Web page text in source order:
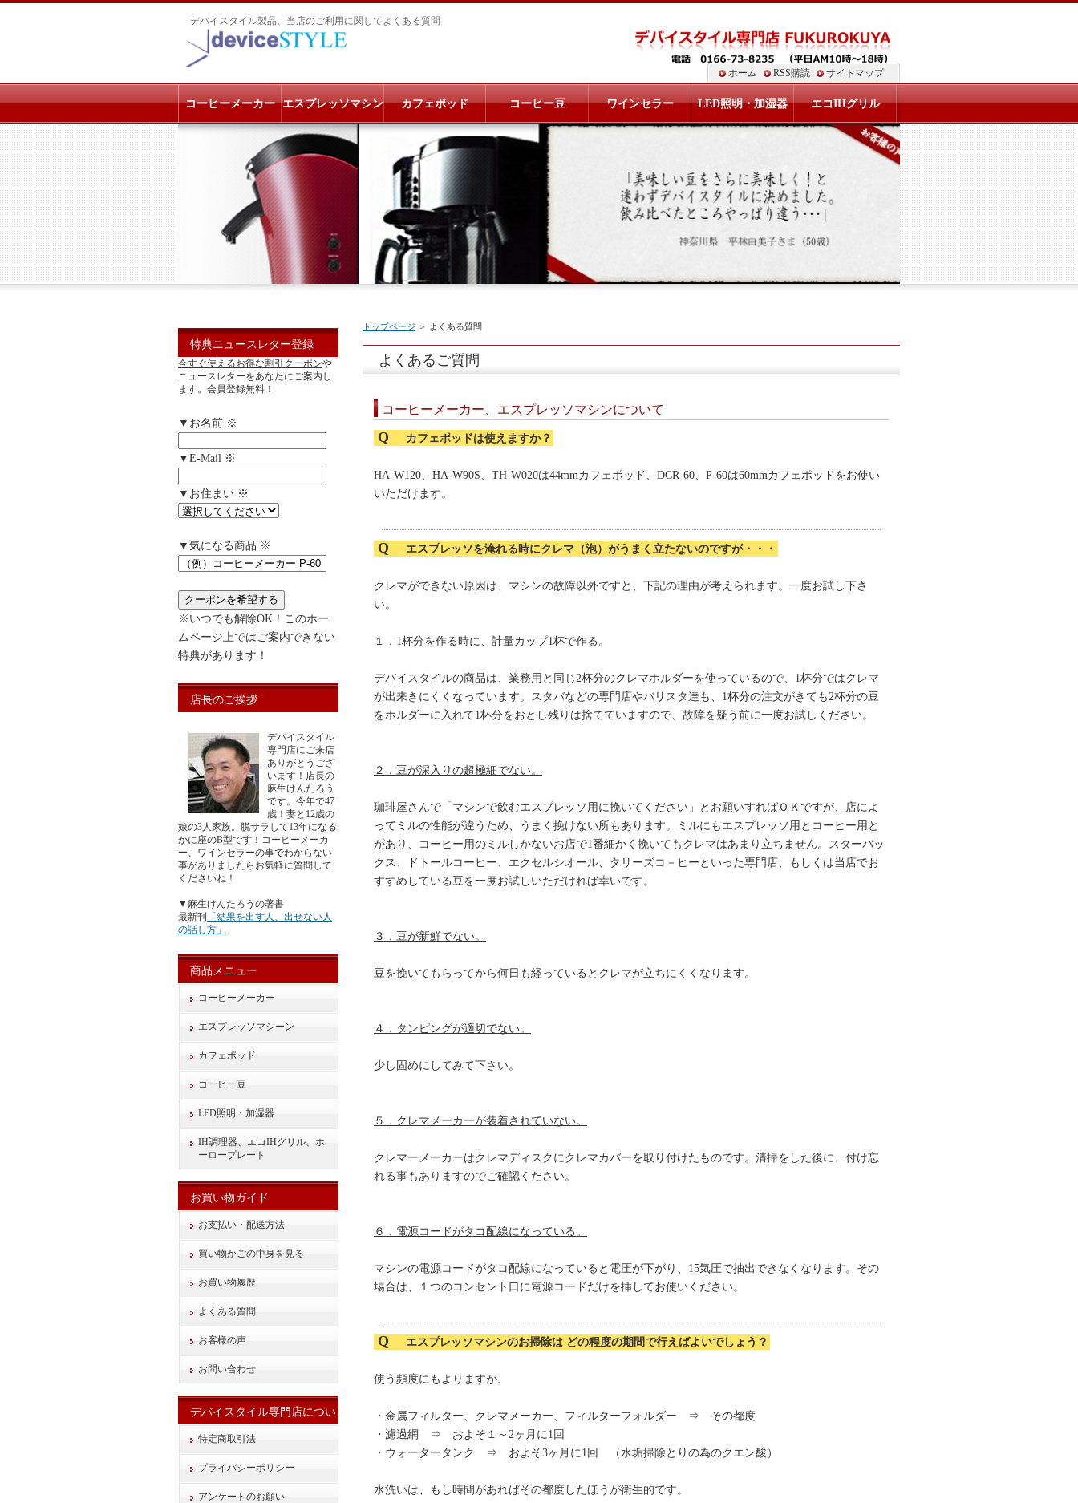
デバイスタイル製品、当店のご利用に関してよくある質問
トップページ ＞ よくある質問
よくあるご質問
コーヒーメーカー、エスプレッソマシンについて
Q カフェポッドは使えますか？
HA-W120、HA-W90S、TH-W020は44mmカフェポッド、DCR-60、P-60は60mmカフェポッドをお使い
いただけます。
Q エスプレッソを淹れる時にクレマ（泡）がうまく立たないのですが・・・
クレマができない原因は、マシンの故障以外ですと、下記の理由が考えられます。一度お試し下さ
い。
１．1杯分を作る時に、計量カップ1杯で作る。
デバイスタイルの商品は、業務用と同じ2杯分のクレマホルダーを使っているので、1杯分ではクレマ
が出来きにくくなっています。スタバなどの専門店やバリスタ達も、1杯分の注文がきても2杯分の豆
をホルダーに入れて1杯分をおとし残りは捨てていますので、故障を疑う前に一度お試しください。
２．豆が深入りの超極細でない。
珈琲屋さんで「マシンで飲むエスプレッソ用に挽いてください」とお願いすればＯＫですが、店によ
ってミルの性能が違うため、うまく挽けない所もあります。ミルにもエスプレッソ用とコーヒー用と
があり、コーヒー用のミルしかないお店で1番細かく挽いてもクレマはあまり立ちません。スターバッ
クス、ドトールコーヒー、エクセルシオール、タリーズコ－ヒーといった専門店、もしくは当店でお
すすめしている豆を一度お試しいただければ幸いです。
３．豆が新鮮でない。
豆を挽いてもらってから何日も経っているとクレマが立ちにくくなります。
４．タンピングが適切でない。
少し固めにしてみて下さい。
５．クレマメーカーが装着されていない。
クレマーメーカーはクレマディスクにクレマカバーを取り付けたものです。清掃をした後に、付け忘
れる事もありますのでご確認ください。
６．電源コードがタコ配線になっている。
マシンの電源コードがタコ配線になっていると電圧が下がり、15気圧で抽出できなくなります。その
場合は、１つのコンセント口に電源コードだけを挿してお使いください。
Q エスプレッソマシンのお掃除は どの程度の期間で行えばよいでしょう？
使う頻度にもよりますが、
・金属フィルター、クレマメーカー、フィルターフォルダー ⇒ その都度
・濾過網 ⇒ およそ１～2ヶ月に1回
・ウォータータンク ⇒ およそ3ヶ月に1回 （水垢掃除とりの為のクエン酸）
水洗いは、もし時間があればその都度したほうが衛生的です。
特典ニュースレター登録
今すぐ使えるお得な割引クーポンや
ニュースレターをあなたにご案内し
ます。会員登録無料！
▼お名前 ※
▼E-Mail ※
▼お住まい ※
▼気になる商品 ※
※いつでも解除OK！このホー
ムページ上ではご案内できない
特典があります！
店長のご挨拶
デバイスタイル
専門店にご来店
ありがとうござ
います！店長の
麻生けんたろう
です。今年で47
歳！妻と12歳の
娘の3人家族。脱サラして13年になる
かに座のB型です！コーヒーメーカ
ー、ワインセラーの事でわからない
事がありましたらお気軽に質問して
くださいね！
▼麻生けんたろうの著書
最新刊
「結果を出す人、出せない人
の話し方」
商品メニュー
コーヒーメーカー
エスプレッソマシーン
カフェポッド
コーヒー豆
LED照明・加湿器
IH調理器、エコIHグリル、ホ
ーロープレート
お買い物ガイド
お支払い・配送方法
買い物かごの中身を見る
お買い物履歴
よくある質問
お客様の声
お問い合わせ
デバイスタイル専門店につい
て特定商取引法
プライバシーポリシー
アンケートのお願い
ホーム RSS購読 サイトマップ
コーヒーメーカー エスプレッソマシン カフェポッド コーヒー豆 ワインセラー LED照明・加湿器 エコIHグリル